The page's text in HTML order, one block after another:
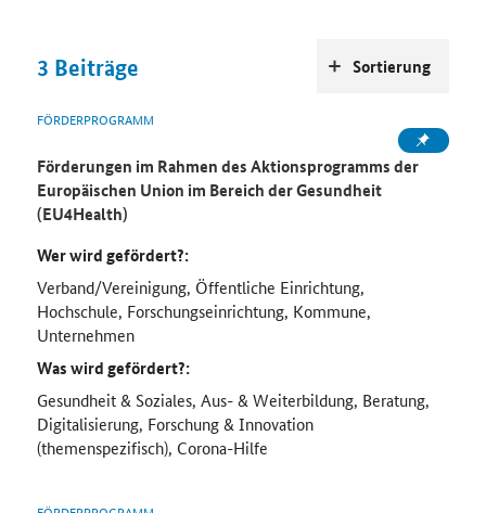
3 Beiträge
FÖRDERPROGRAMM
Förderungen im Rahmen des Aktionsprogramms der
Europäischen Union im Bereich der Gesundheit
(EU4Health)
Wer wird gefördert?:
Verband/Vereinigung, Öffentliche Einrichtung,
Hochschule, Forschungseinrichtung, Kommune,
Unternehmen
Was wird gefördert?:
Gesundheit & Soziales, Aus- & Weiterbildung, Beratung,
Digitalisierung, Forschung & Innovation
(themenspezifisch), Corona-Hilfe
Sortierung